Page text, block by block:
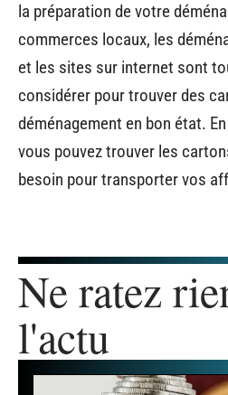
la préparation de votre
commerces locaux, les
et les sites sur internet sont
considérer pour trouver des
déménagement en bon état.
vous pouvez trouver les
besoin pour transporter vos
Ne ratez
l'actu